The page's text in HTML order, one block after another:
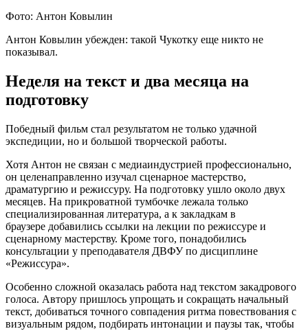
Фото: Антон Ковылин
Антон Ковылин убежден: такой Чукотку еще никто не
показывал.
Неделя на текст и два месяца на
подготовку
Победный фильм стал результатом не только удачной
экспедиции, но и большой творческой работы.
Хотя Антон не связан с медиаиндустрией профессионально,
он целенаправленно изучал сценарное мастерство,
драматургию и режиссуру. На подготовку ушло около двух
месяцев. На прикроватной тумбочке лежала только
специализированная литература, а к закладкам в
браузере добавились ссылки на лекции по режиссуре и
сценарному мастерству. Кроме того, понадобились
консультации у преподавателя ДВФУ по дисциплине
«Режиссура».
Особенно сложной оказалась работа над текстом закадрового
голоса. Автору пришлось упрощать и сокращать начальный
текст, добиваться точного совпадения ритма повествования с
визуальным рядом, подбирать интонации и паузы так, чтобы